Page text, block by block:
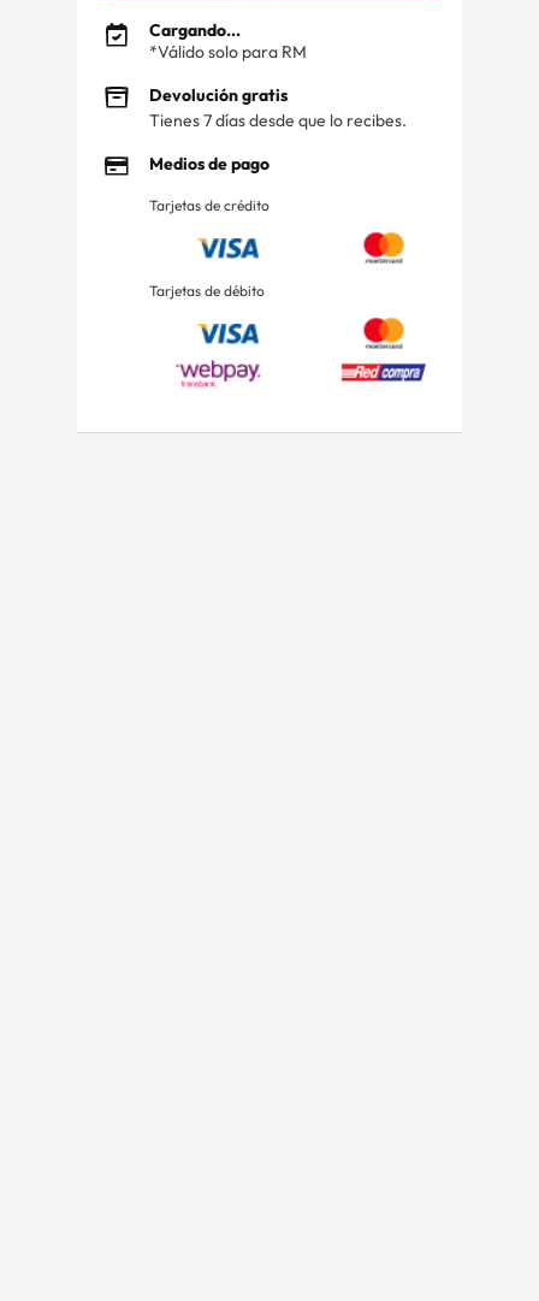
Cargando...
*Válido solo para RM
Devolución gratis
Tienes 7 días desde que lo recibes.
Medios de pago
Tarjetas de crédito
Tarjetas de débito